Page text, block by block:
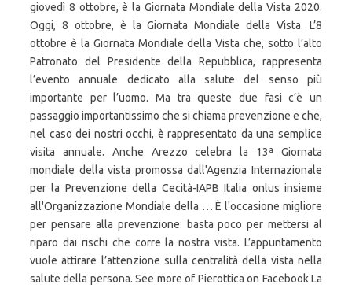
giovedì 8 ottobre, è la Giornata Mondiale della Vista 2020.
Oggi, 8 ottobre, è la Giornata Mondiale della Vista. L’8
ottobre è la Giornata Mondiale della Vista che, sotto l’alto
Patronato del Presidente della Repubblica, rappresenta
l’evento annuale dedicato alla salute del senso più
importante per l’uomo. Ma tra queste due fasi c’è un
passaggio importantissimo che si chiama prevenzione e che,
nel caso dei nostri occhi, è rappresentato da una semplice
visita annuale. Anche Arezzo celebra la 13ª Giornata
mondiale della vista promossa dall'Agenzia Internazionale
per la Prevenzione della Cecità-IAPB Italia onlus insieme
all'Organizzazione Mondiale della … È l'occasione migliore
per pensare alla prevenzione: basta poco per mettersi al
riparo dai rischi che corre la nostra vista. L’appuntamento
vuole attirare l’attenzione sulla centralità della vista nella
salute della persona. See more of Pierottica on Facebook La